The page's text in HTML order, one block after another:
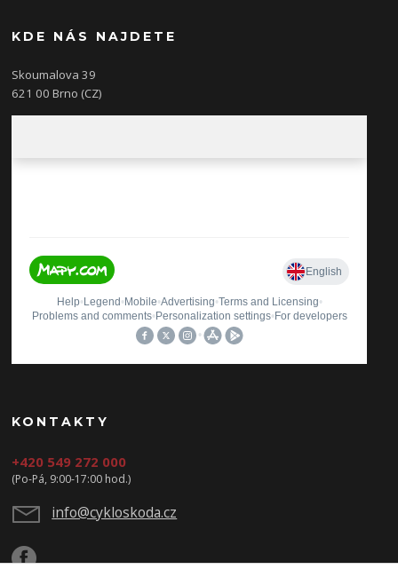
KDE NÁS NAJDETE
Skoumalova 39
621 00 Brno (CZ)
KONTAKTY
+420 549 272 000
(Po-Pá, 9:00-17:00 hod.)
info@cykloskoda.cz